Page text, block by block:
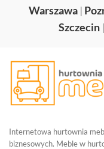
Warszawa |
Szczecin |
Internetowa hurtownia
biznesowych. Meble w